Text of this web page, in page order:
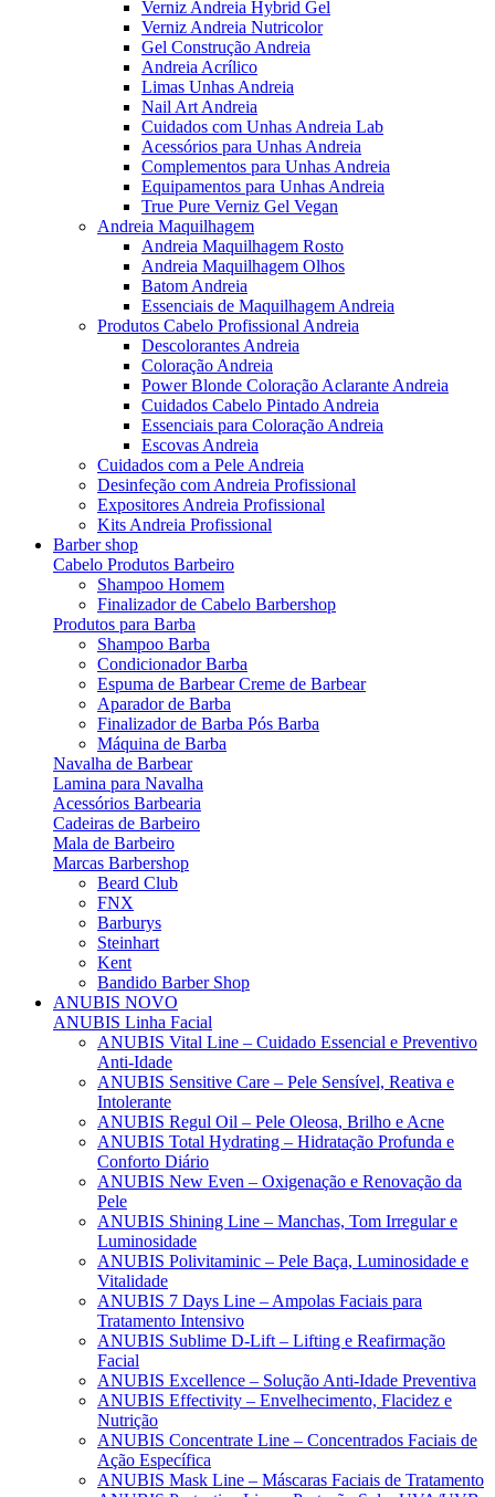
Verniz Andreia Hybrid Gel
Verniz Andreia Nutricolor
Gel Construção Andreia
Andreia Acrílico
Limas Unhas Andreia
Nail Art Andreia
Cuidados com Unhas Andreia Lab
Acessórios para Unhas Andreia
Complementos para Unhas Andreia
Equipamentos para Unhas Andreia
True Pure Verniz Gel Vegan
Andreia Maquilhagem
Andreia Maquilhagem Rosto
Andreia Maquilhagem Olhos
Batom Andreia
Essenciais de Maquilhagem Andreia
Produtos Cabelo Profissional Andreia
Descolorantes Andreia
Coloração Andreia
Power Blonde Coloração Aclarante Andreia
Cuidados Cabelo Pintado Andreia
Essenciais para Coloração Andreia
Escovas Andreia
Cuidados com a Pele Andreia
Desinfeção com Andreia Profissional
Expositores Andreia Profissional
Kits Andreia Profissional
Barber shop
Cabelo Produtos Barbeiro
Shampoo Homem
Finalizador de Cabelo Barbershop
Produtos para Barba
Shampoo Barba
Condicionador Barba
Espuma de Barbear Creme de Barbear
Aparador de Barba
Finalizador de Barba Pós Barba
Máquina de Barba
Navalha de Barbear
Lamina para Navalha
Acessórios Barbearia
Cadeiras de Barbeiro
Mala de Barbeiro
Marcas Barbershop
Beard Club
FNX
Barburys
Steinhart
Kent
Bandido Barber Shop
ANUBIS NOVO
ANUBIS Linha Facial
ANUBIS Vital Line – Cuidado Essencial e Preventivo
Anti-Idade
ANUBIS Sensitive Care – Pele Sensível, Reativa e
Intolerante
ANUBIS Regul Oil – Pele Oleosa, Brilho e Acne
ANUBIS Total Hydrating – Hidratação Profunda e
Conforto Diário
ANUBIS New Even – Oxigenação e Renovação da
Pele
ANUBIS Shining Line – Manchas, Tom Irregular e
Luminosidade
ANUBIS Polivitaminic – Pele Baça, Luminosidade e
Vitalidade
ANUBIS 7 Days Line – Ampolas Faciais para
Tratamento Intensivo
ANUBIS Sublime D-Lift – Lifting e Reafirmação
Facial
ANUBIS Excellence – Solução Anti-Idade Preventiva
ANUBIS Effectivity – Envelhecimento, Flacidez e
Nutrição
ANUBIS Concentrate Line – Concentrados Faciais de
Ação Específica
ANUBIS Mask Line – Máscaras Faciais de Tratamento